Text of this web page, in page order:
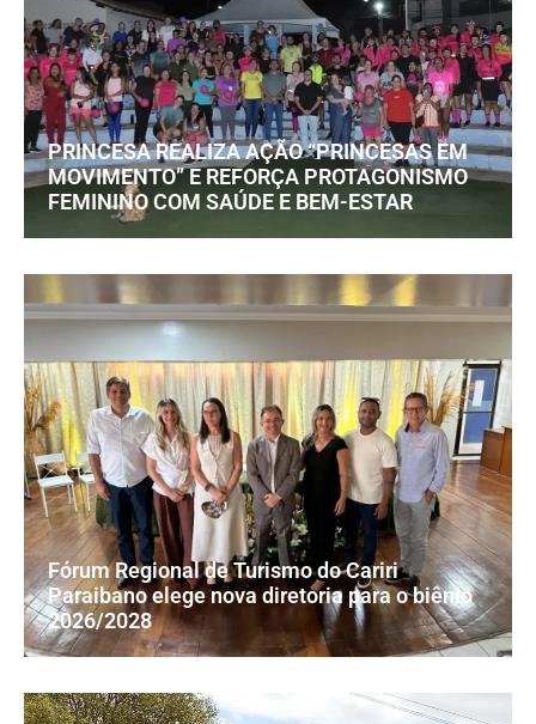
PRINCESA REALIZA AÇÃO “PRINCESAS EM
MOVIMENTO” E REFORÇA PROTAGONISMO
FEMININO COM SAÚDE E BEM-ESTAR
Fórum Regional de Turismo do Cariri
Paraibano elege nova diretoria para o biênio
2026/2028